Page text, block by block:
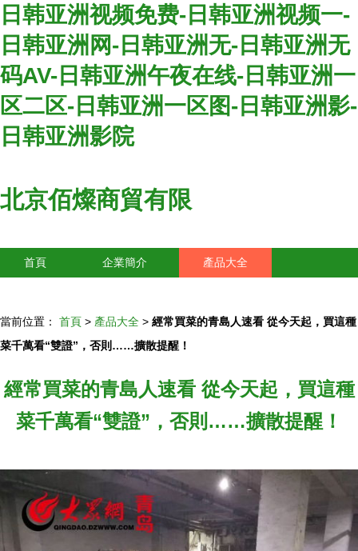
日韩亚洲视频免费-日韩亚洲视频一-
日韩亚洲网-日韩亚洲无-日韩亚洲无
码AV-日韩亚洲午夜在线-日韩亚洲一
区二区-日韩亚洲一区图-日韩亚洲影-
日韩亚洲影院
北京佰燦商貿有限
首頁 企業簡介 產品大全
當前位置： 首頁 > 產品大全 > 經常買菜的青島人速看 從今天起，買這種
菜千萬看“雙證”，否則……擴散提醒！
經常買菜的青島人速看 從今天起，買這種
菜千萬看“雙證”，否則……擴散提醒！